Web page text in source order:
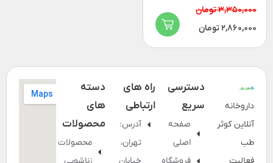
3,350,000 تومان
2,860,000 تومان
داروخانه
آنلاین کوثر
طب
دسترسی
سریع
صفحه
اصلی
راه های
ارتباطی
آدرس:
تهران،
دسته
های
محصولات
محصولات